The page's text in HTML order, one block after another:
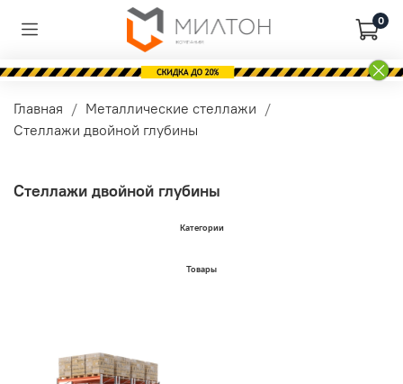
0
Главная
Металлические стеллажи
Стеллажи двойной глубины
Стеллажи двойной глубины
Категории
Товары